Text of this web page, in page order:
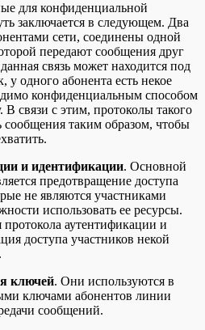
для конфиденциальной
заключается в следующем. Два
сети, соединены одной
передают сообщения друг
связь может находится под
у одного абонента есть некое
конфиденциальным способом
В связи с этим, протоколы такого
сообщения таким образом, чтобы
и идентификации. Основной
предотвращение доступа
не являются участниками
использовать ее ресурсы.
аутентификации и
доступа участников некой
ключей. Они используются в
ключами абонентов линии
сообщений.